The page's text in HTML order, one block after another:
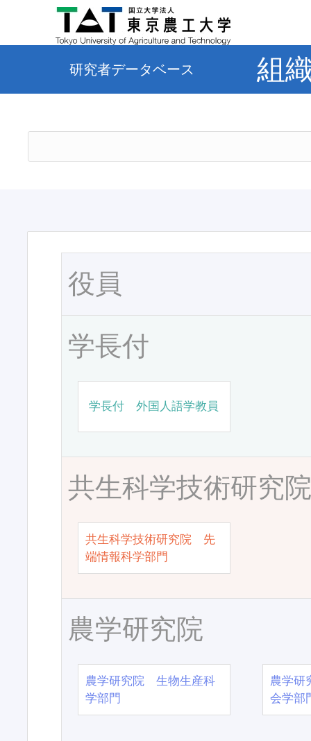
研究者データベース 組
役員
学長付
学長付 外国人語学教員
共生科学技術研究
共生科学技術研究院 先
端情報科学部門
農学研究院
農学研究院 生物生産科
学部門
農学
会学部